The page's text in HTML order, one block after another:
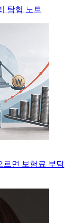
탐험 노트
르면 보험료 부담